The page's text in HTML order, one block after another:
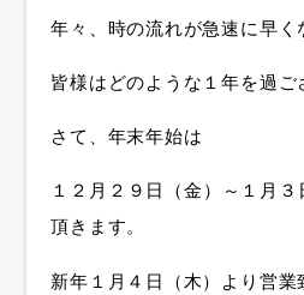
年々、時の流れが急速に早く
皆様はどのような１年を過ご
さて、年末年始は
１２月２９日（金）～１月
頂きます。
新年１月４日（木）より営業